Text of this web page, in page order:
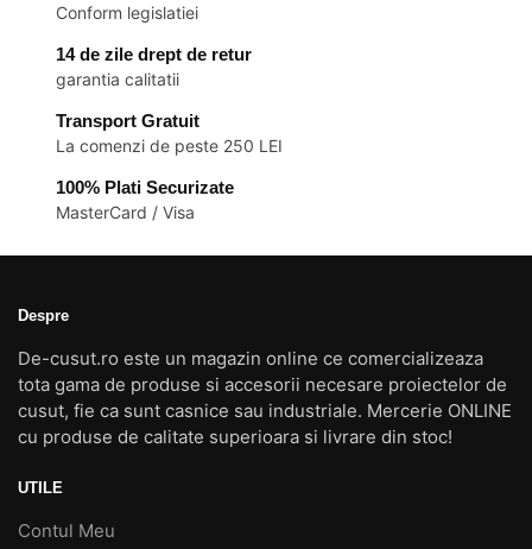
Conform legislatiei
14 de zile drept de retur
garantia calitatii
Transport Gratuit
La comenzi de peste 250 LEI
100% Plati Securizate
MasterCard / Visa
Despre
De-cusut.ro este un magazin online ce comercializeaza
tota gama de produse si accesorii necesare proiectelor de
cusut, fie ca sunt casnice sau industriale. Mercerie ONLINE
cu produse de calitate superioara si livrare din stoc!
UTILE
Contul Meu